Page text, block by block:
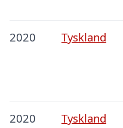
2020 Tyskland
2020 Tyskland